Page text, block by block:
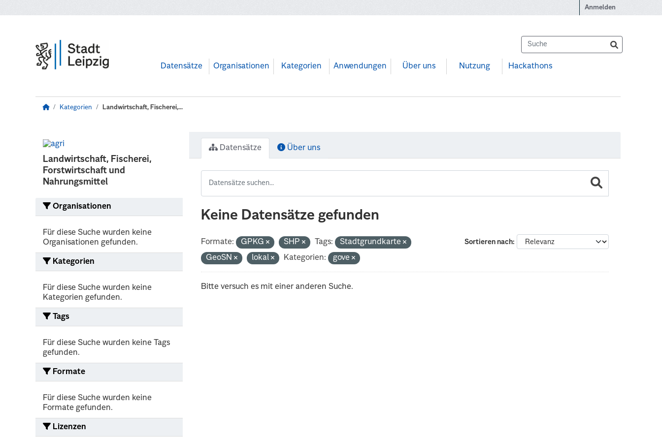
Anmelden
Datensätze Organisationen Kategorien Anwendungen Über uns Nutzung Hackathons
Kategorien Landwirtschaft, Fischerei,...
Landwirtschaft, Fischerei,
Forstwirtschaft und
Nahrungsmittel
Organisationen
Für diese Suche wurden keine
Organisationen gefunden.
Kategorien
Für diese Suche wurden keine
Kategorien gefunden.
Tags
Für diese Suche wurden keine Tags
gefunden.
Formate
Für diese Suche wurden keine
Formate gefunden.
Lizenzen
Datensätze Über uns
Keine Datensätze gefunden
Sortieren nach
Formate: GPKG SHP Tags:
Stadtgrundkarte
GeoSN
lokal Kategorien: gove
Bitte versuch es mit einer anderen Suche.